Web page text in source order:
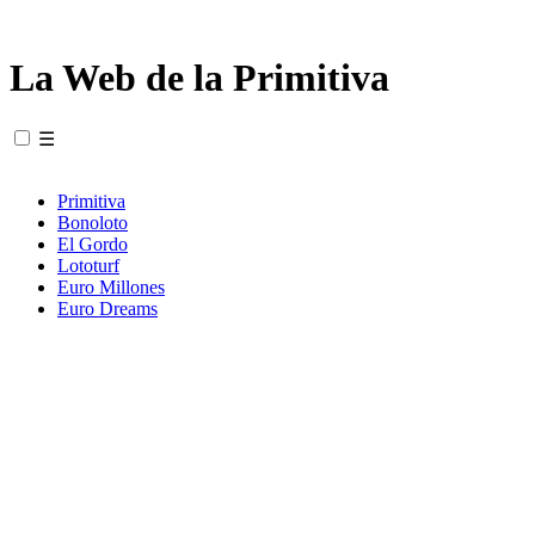
La Web de la Primitiva
☰
Primitiva
Bonoloto
El Gordo
Lototurf
Euro Millones
Euro Dreams